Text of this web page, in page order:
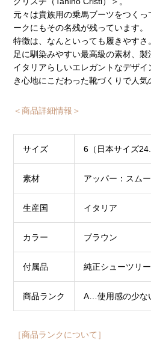
元々は貴族用の乗馬ブーツをつく
ークにもその名残が残っています。
特徴は、なんといっても履きやすさ
足に馴染みやすい最高級の素材、製
イタリアらしいエレガントなデザ
き心地にこだわった靴づくりで人気
＜商品詳細情報＞
サイズ 6（日本サイズ
素材 アッパー：スム
生産国 イタリア
カラー ブラウン
付属品 純正シューツリー
商品ランク A…使用感の少な
［商品ランクについて］